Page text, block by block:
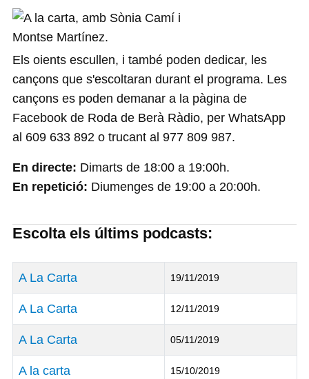
Els oients escullen, i també poden dedicar, les
cançons que s'escoltaran durant el programa. Les
cançons es poden demanar a la pàgina de
Facebook de Roda de Berà Ràdio, per WhatsApp
al 609 633 892 o trucant al 977 809 987.
En directe: Dimarts de 18:00 a 19:00h.
En repetició: Diumenges de 19:00 a 20:00h.
Escolta els últims podcasts:
Títol Data de Publicació
A La Carta 19/11/2019
A La Carta 12/11/2019
A La Carta 05/11/2019
A la carta 15/10/2019